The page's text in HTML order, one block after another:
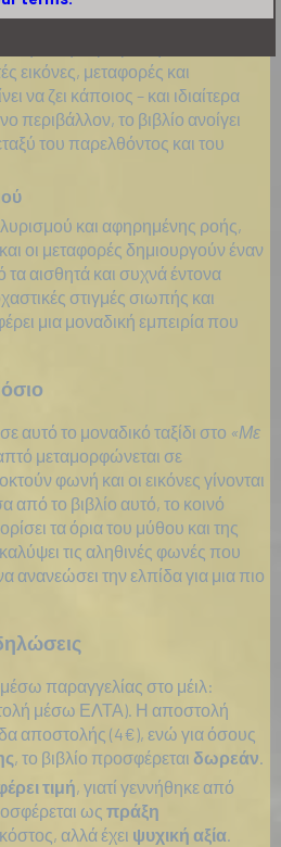
αναδεικνύει τις ιστορίες των
εικόνες, μεταφορές και
να ζει κάποιος – και ιδιαίτερα
περιβάλλον, το βιβλίο ανοίγει
του παρελθόντος και του
και αφηρημένης ροής,
οι μεταφορές δημιουργούν έναν
αισθητά και συχνά έντονα
στιγμές σιωπής και
μια μοναδική εμπειρία που
αυτό το μοναδικό ταξίδι στο «Με
μεταμορφώνεται σε
φωνή και οι εικόνες γίνονται
από το βιβλίο αυτό, το κοινό
τα όρια του μύθου και της
τις αληθινές φωνές που
ανανεώσει την ελπίδα για μια πιο
μέσω παραγγελίας στο μέιλ:
μέσω ΕΛΤΑ). Η αποστολή
αποστολής (4€), ενώ για όσους
, το βιβλίο προσφέρεται δωρεάν.
τιμή, γιατί γεννήθηκε από
ως πράξη
αλλά έχει ψυχική αξία.